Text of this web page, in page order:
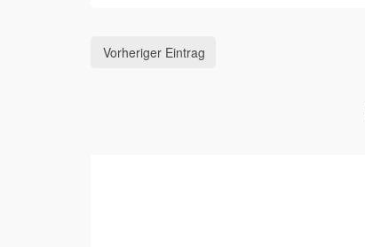
Vorheriger Eintrag